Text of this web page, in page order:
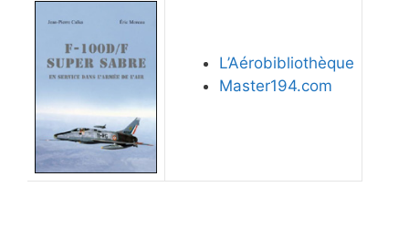
L’Aérobibliothèque
Master194.com